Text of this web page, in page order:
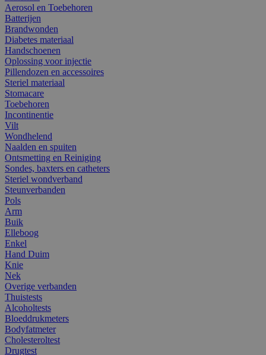
Aerosol en Toebehoren
Batterijen
Brandwonden
Diabetes materiaal
Handschoenen
Oplossing voor injectie
Pillendozen en accessoires
Steriel materiaal
Stomacare
Toebehoren
Incontinentie
Vilt
Wondhelend
Naalden en spuiten
Ontsmetting en Reiniging
Sondes, baxters en catheters
Steriel wondverband
Steunverbanden
Pols
Arm
Buik
Elleboog
Enkel
Hand Duim
Knie
Nek
Overige verbanden
Thuistests
Alcoholtests
Bloeddrukmeters
Bodyfatmeter
Cholesteroltest
Drugtest